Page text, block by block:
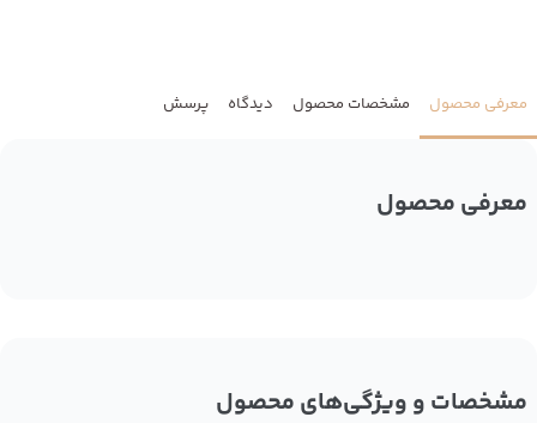
معرفی محصول مشخصات محصول دیدگاه پرسش
معرفی محصول
مشخصات و ویژگی‌های محصول